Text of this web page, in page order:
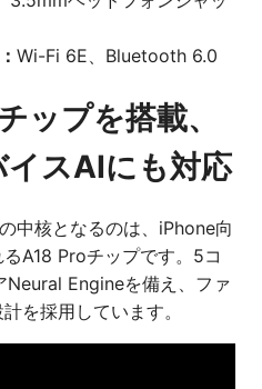
Wi-Fi 6E、Bluetooth 6.0
ップを搭載、
スAIにも対応
中核となるのは、iPhone向
A18 Proチップです。5コ
Neural Engineを備え、ファ
を採用しています。